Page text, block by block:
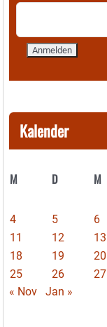
Kalender
M D M
4
5 6
11
12 13
18
19 20
25
26 27
« Nov
Jan »